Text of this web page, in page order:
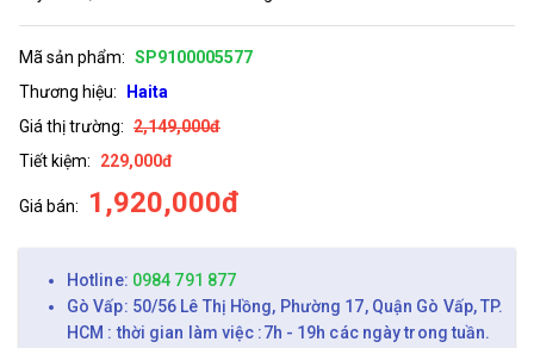
Mã sản phẩm: SP9100005577
Thương hiệu:
Haita
Giá thị trường: 2,149,000đ
Tiết kiệm:
229,000đ
Giá bán: 1,920,000đ
Hotline: 0984 791 877
Gò Vấp: 50/56 Lê Thị Hồng, Phường 17, Quận Gò Vấp, TP.
HCM : thời gian làm việc :7h - 19h các ngày trong tuần.